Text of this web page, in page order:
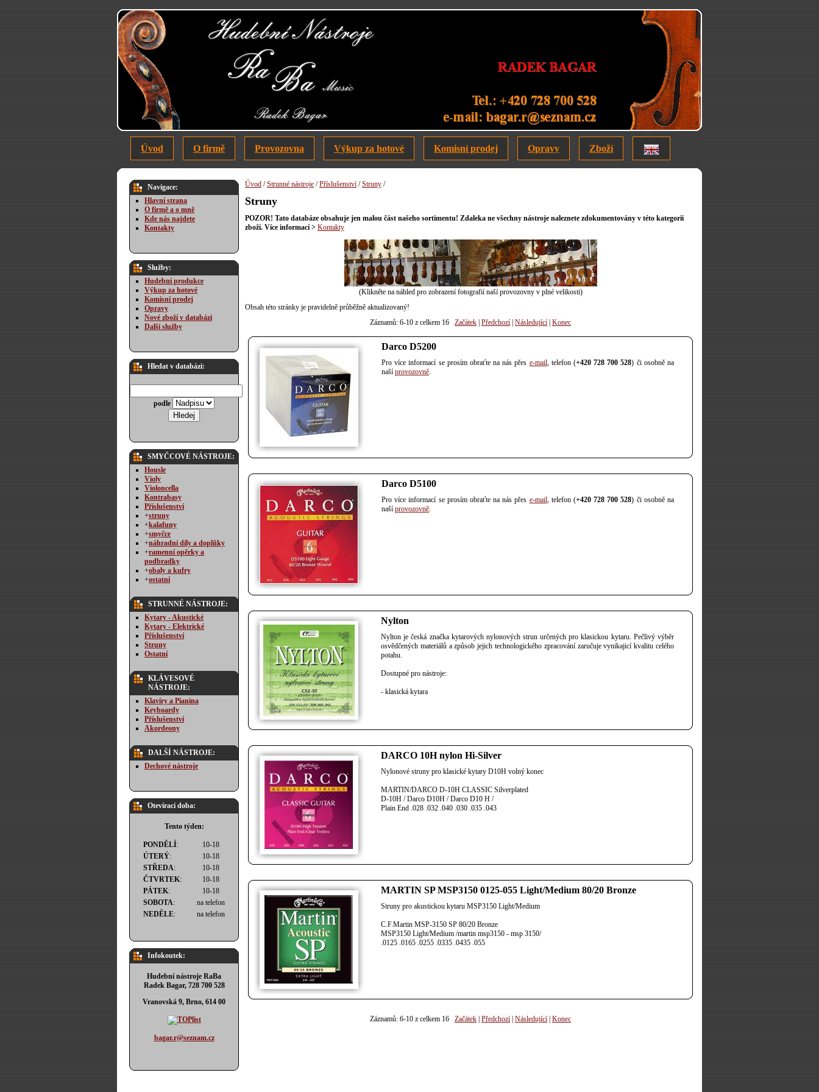
Úvod O firmě Provozovna Výkup za hotové Komisní prodej Opravy Zboží
Navigace:
Hlavní strana
O firmě a o mně
Kde nás najdete
Kontakty
Služby:
Hudební produkce
Výkup za hotové
Komisní prodej
Opravy
Nové zboží v databázi
Další služby
Hledat v databázi:
podle
SMYČCOVÉ NÁSTROJE:
Housle
Violy
Violoncella
Kontrabasy
Příslušenství
+struny
+kalafuny
+smyčce
+náhradní díly a doplňky
+ramenní opěrky a
podbradky
+obaly a kufry
+ostatní
STRUNNÉ NÁSTROJE:
Kytary - Akustické
Kytary - Elektrické
Příslušenství
Struny
Ostatní
KLÁVESOVÉ
NÁSTROJE:
Klavíry a Pianina
Keyboardy
Příslušenství
Akordeony
DALŠÍ NÁSTROJE:
Dechové nástroje
Otevírací doba:
Tento týden:
PONDĚLÍ:
10-18
ÚTERÝ:
10-18
STŘEDA:
10-18
ČTVRTEK:
10-18
PÁTEK:
10-18
SOBOTA:
na telefon
NEDĚLE: na telefon
Infokoutek:
Hudební nástroje RaBa
Radek Bagar, 728 700 528
Vranovská 9, Brno, 614 00
bagar.r@seznam.cz
Úvod /Strunné nástroje /Příslušenství /Struny /
Struny
POZOR! Tato databáze obsahuje jen malou část našeho sortimentu! Zdaleka ne všechny nástroje naleznete zdokumentovány v této kategorii
zboží. Více informací > Kontakty
(Klikněte na náhled pro zobrazení fotografií naší provozovny v plné velikosti)
Obsah této stránky je pravidelně průběžně aktualizovaný!
Záznamů: 6-10 z celkem 16 Začátek Předchozí Následující Konec
Darco D5200
Pro více informací se prosím obraťte na nás přes e-mail, telefon (+420 728 700 528) či osobně na
naší provozovně.
Darco D5100
Pro více informací se prosím obraťte na nás přes e-mail, telefon (+420 728 700 528) či osobně na
naší provozovně.
Nylton
Nylton je česká značka kytarových nylonových strun určených pro klasickou kytaru. Pečlivý výběr
osvědčených materiálů a způsob jejich technologického zpracování zaručuje vynikajicí kvalitu celého
potahu.
Dostupné pro nástroje:
- klasická kytara
DARCO 10H nylon Hi-Silver
Nylonové struny pro klasické kytary D10H volný konec
MARTIN/DARCO D-10H CLASSIC Silverplated
D-10H / Darco D10H / Darco D10 H /
Plain End .028 .032 .040 .030 .035 .043
MARTIN SP MSP3150 0125-055 Light/Medium 80/20 Bronze
Struny pro akustickou kytaru MSP3150 Light/Medium
C.F.Martin MSP-3150 SP 80/20 Bronze
MSP3150 Light/Medium /martin msp3150 - msp 3150/
.0125 .0165 .0255 .0335 .0435 .055
Záznamů: 6-10 z celkem 16 Začátek Předchozí Následující Konec